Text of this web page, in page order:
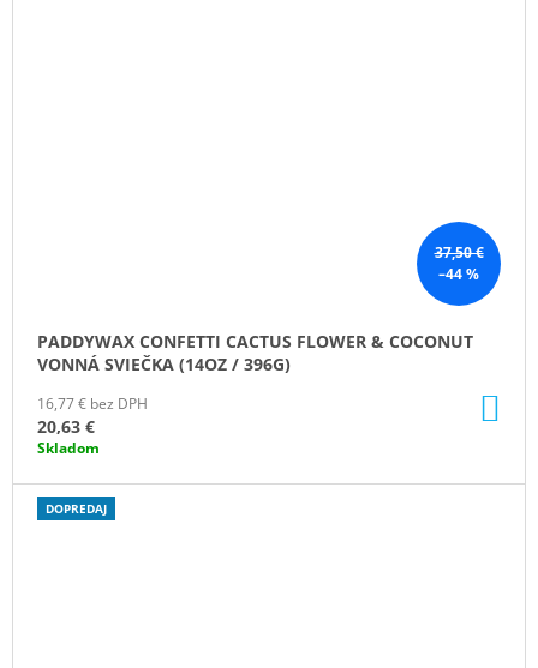
37,50 €
–44 %
PADDYWAX CONFETTI CACTUS FLOWER & COCONUT
VONNÁ SVIEČKA (14OZ / 396G)
16,77 € bez DPH
20,63 €
Skladom
DOPREDAJ